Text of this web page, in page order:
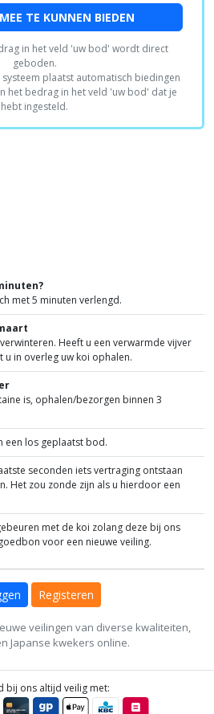
TE KUNNEN BIEDEN
in het veld 'uw bod' wordt direct
geboden.
systeem plaatst automatisch biedingen
het bedrag in het veld 'uw bod' dat je
hebt ingesteld.
met 5 minuten verlengd.
Heeft u een verwarmde vijver
in overleg uw koi ophalen.
is, ophalen/bezorgen binnen 3
een los geplaatst bod.
seconden iets vertraging ontstaan
Het zou zonde zijn als u hierdoor een
met de koi zolang deze bij ons
voor een nieuwe veiling.
Registeren
veilingen van diverse kwaliteiten,
Japanse kwekers online.
bij ons altijd veilig met: